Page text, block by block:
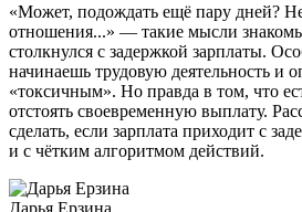
«Может, подождать ещё пару дней?
отношения...» — такие мысли
столкнулся с задержкой зарплаты.
начинаешь трудовую деятельность и
«токсичным». Но правда в том, что
отстоять своевременную выплату.
сделать, если зарплата приходит с
и с чётким алгоритмом действий.
Дарья Ерзина